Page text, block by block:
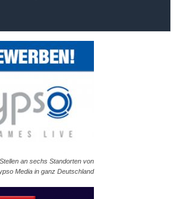
an sechs Standorten von
Media in ganz Deutschland